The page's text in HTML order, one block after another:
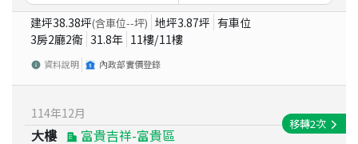
建坪38.38坪(含車位--坪) 地坪3.87坪 有車位
3房2廳2衛 31.8年 11樓/11樓
資料說明 內政部實價登錄
114年12月
大樓
富貴吉祥-富貴區
移轉2次